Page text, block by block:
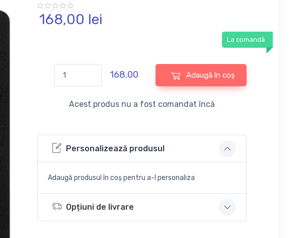
168,00 lei
La comandă
168.00 Adaugă în coș
Acest produs nu a fost comandat încă
Personalizează produsul
Adaugă produsul în coș pentru a-l personaliza
Opțiuni de livrare